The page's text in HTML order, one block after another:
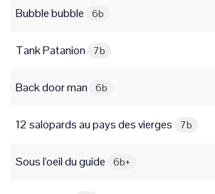
Bubble bubble 6b
Tank Patanion 7b
Back door man 6b
12 salopards au pays des vierges 7b
Sous l'oeil du guide 6b+